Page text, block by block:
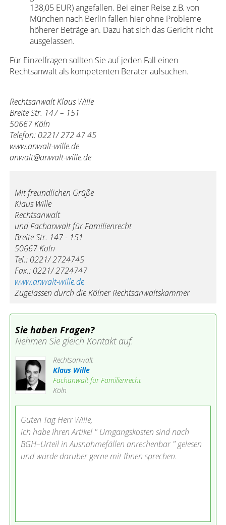
138,05 EUR) angefallen. Bei einer Reise z.B. von
München nach Berlin fallen hier ohne Probleme
höherer Beträge an. Dazu hat sich das Gericht nicht
ausgelassen.
Für Einzelfragen sollten Sie auf jeden Fall einen
Rechtsanwalt als kompetenten Berater aufsuchen.
Rechtsanwalt Klaus Wille
Breite Str. 147 – 151
50667 Köln
Telefon: 0221/ 272 47 45
www.anwalt-wille.de
anwalt@anwalt-wille.de
Mit freundlichen Grüße
Klaus Wille
Rechtsanwalt
und Fachanwalt für Familienrecht
Breite Str. 147 - 151
50667 Köln
Tel.: 0221/ 2724745
Fax.: 0221/ 2724747
www.anwalt-wille.de
Zugelassen durch die Kölner Rechtsanwaltskammer
Sie haben Fragen?
Nehmen Sie gleich Kontakt auf.
Rechtsanwalt
Klaus Wille
Fachanwalt für Familienrecht
Köln
Guten Tag Herr Wille,
ich habe Ihren Artikel " Umgangskosten sind nach
BGH–Urteil in Ausnahmefällen anrechenbar " gelesen
und würde darüber gerne mit Ihnen sprechen.